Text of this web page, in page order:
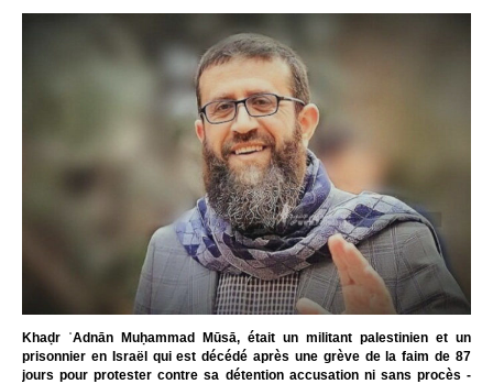
Khaḍr ʿAdnān Muḥammad Mūsā, était un militant palestinien et un
prisonnier en Israël qui est décédé après une grève de la faim de 87
jours pour protester contre sa détention accusation ni sans procès -